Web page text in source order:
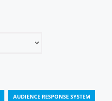
AUDIENCE RESPONSE SYSTEM